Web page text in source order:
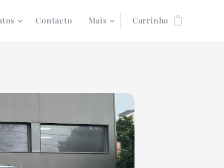
Contacto Mais Carrinho